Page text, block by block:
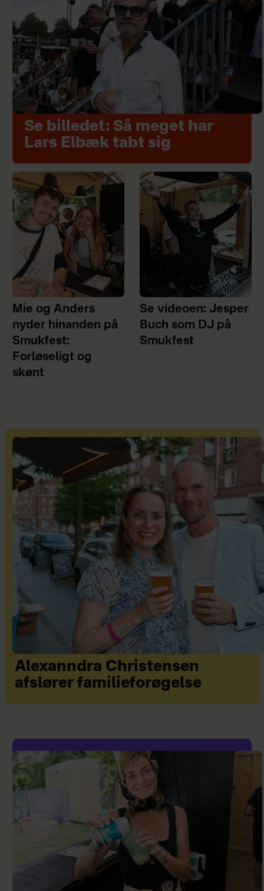
Se billedet: Så meget har
Lars Elbæk tabt sig
Mie og Anders
nyder hinanden på
Smukfest:
Forløseligt og
skønt
Se videoen: Jesper
Buch som DJ på
Smukfest
Alexanndra Christensen
afslører familieforøgelse